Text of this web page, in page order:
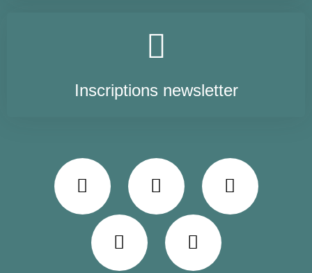
Inscriptions newsletter